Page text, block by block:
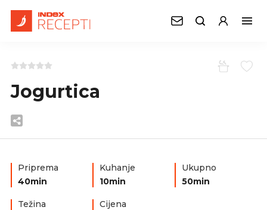
Jogurtica
Priprema
40min
Kuhanje
10min
Ukupno
50min
Težina Cijena